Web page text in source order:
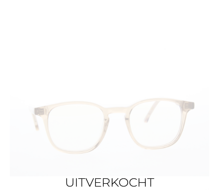
UITVERKOCHT
UITVERKOCHT